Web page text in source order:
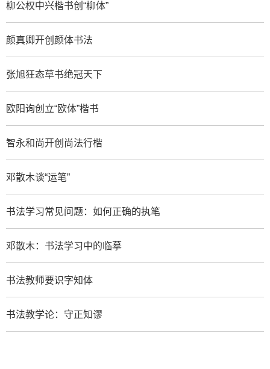
柳公权中兴楷书创“柳体”
颜真卿开创颜体书法
张旭狂态草书绝冠天下
欧阳询创立“欧体”楷书
智永和尚开创尚法行楷
邓散木谈“运笔”
书法学习常见问题：如何正确的执笔
邓散木：书法学习中的临摹
书法教师要识字知体
书法教学论：守正知谬